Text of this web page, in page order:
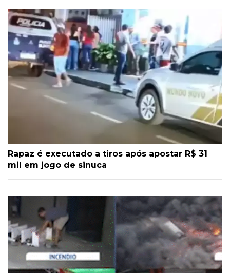
Rapaz é executado a tiros após apostar R$ 31
mil em jogo de sinuca